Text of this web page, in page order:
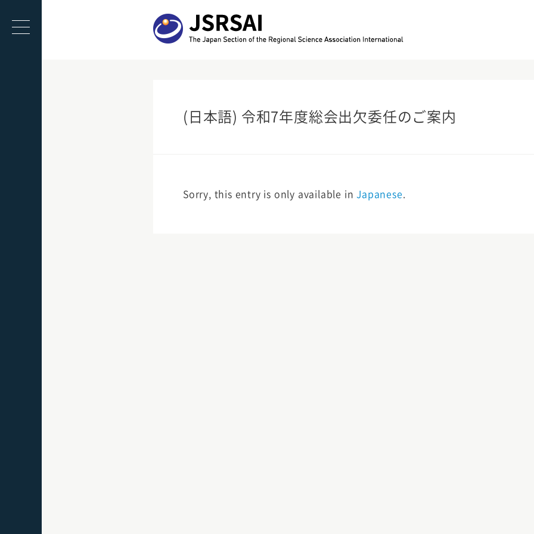
(日本語) 令和7年度総会出欠委任のご案内
Sorry, this entry is only available in Japanese